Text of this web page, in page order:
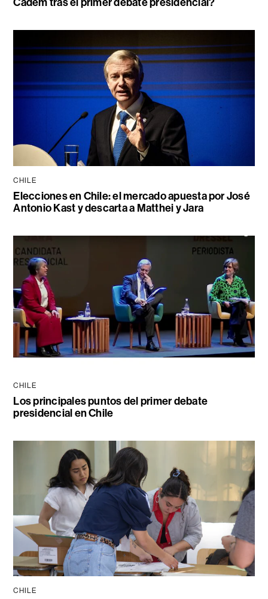
CHILE
Elecciones en Chile: el mercado apuesta por José
Antonio Kast y descarta a Matthei y Jara
CHILE
Los principales puntos del primer debate
presidencial en Chile
CHILE